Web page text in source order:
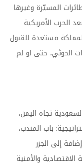
المسيّرة وغيرها
الحرب الأمريكية
مستعدة للقبول
الحوثي، حتى لو لم
تجاه اليمن،
باب المندب،
إلى الجزر
والأمنية